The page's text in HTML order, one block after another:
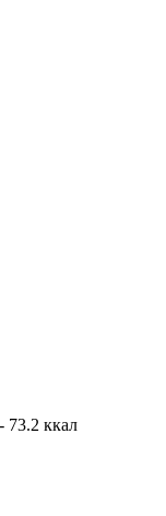
73.2 ккал